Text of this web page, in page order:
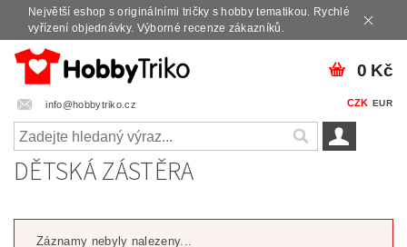
Největší eshop s originálními tričky s hobby tematikou. Rychlé
vyřízení objednávky. Výborné recenze zákazníků.
info@hobbytriko.cz CZK EUR
0 Kč
DĚTSKÁ ZÁSTĚRA
Záznamy nebyly nalezeny...